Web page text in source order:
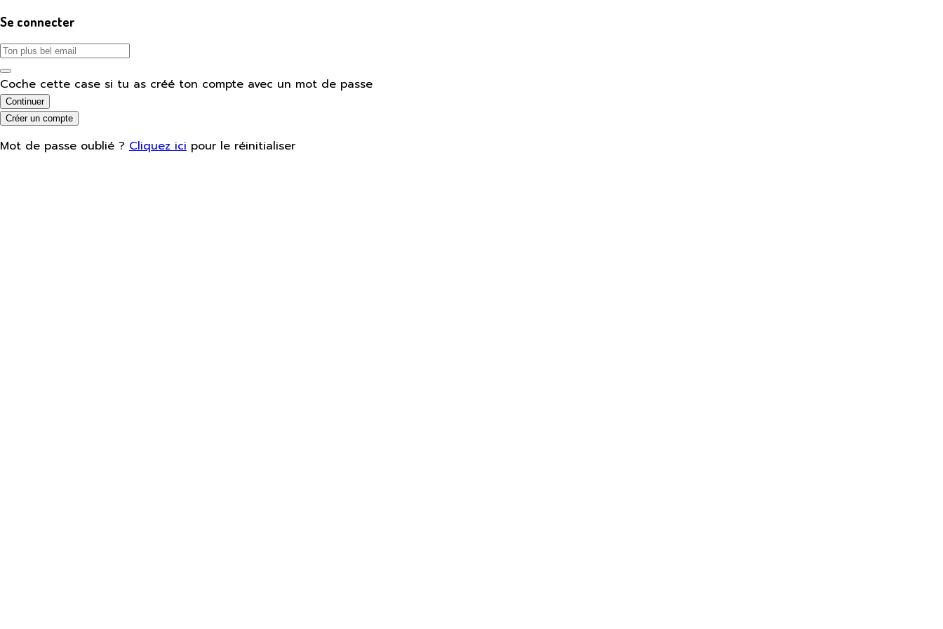
Se connecter
Coche cette case si tu as créé ton compte avec un mot de passe
Continuer
Créer un compte
Mot de passe oublié ? Cliquez ici pour le réinitialiser